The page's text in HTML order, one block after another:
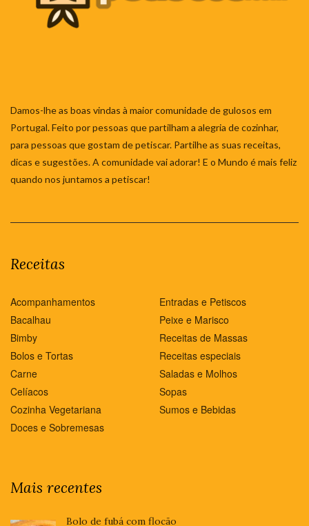
Damos-lhe as boas vindas à maior comunidade de gulosos em
Portugal. Feito por pessoas que partilham a alegria de cozinhar,
para pessoas que gostam de petiscar. Partilhe as suas receitas,
dicas e sugestões. A comunidade vai adorar! E o Mundo é mais feliz
quando nos juntamos a petiscar!
Receitas
Acompanhamentos
Bacalhau
Bimby
Bolos e Tortas
Carne
Celíacos
Cozinha Vegetariana
Doces e Sobremesas
Entradas e Petiscos
Peixe e Marisco
Receitas de Massas
Receitas especiais
Saladas e Molhos
Sopas
Sumos e Bebidas
Mais recentes
Bolo de fubá com flocão